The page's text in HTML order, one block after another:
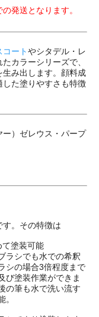
発送となります。
ートやシタデル・レ
カラーシリーズで、
み出します。顔料成
た塗りやすさも特徴
）ゼレウス・パープ
。その特徴は
て塗装可能
ラシでも水での希釈
シの場合3倍程度まで
び塗装作業ができま
の筆も水で洗い流す
。